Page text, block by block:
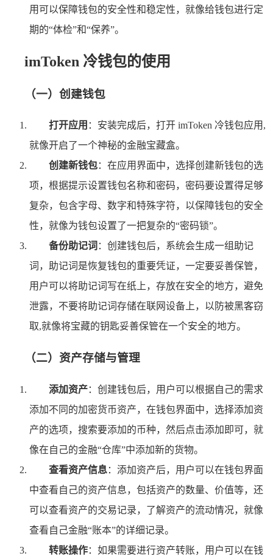
用可以保障钱包的安全性和稳定性，就像给钱包进行定
期的“体检”和“保养”。
imToken 冷钱包的使用
（一）创建钱包
打开应用 ：安装完成后，打开 imToken 冷钱包应用,
就像开启了一个神秘的金融宝藏盒。
创建新钱包：在应用界面中，选择创建新钱包的选
项，根据提示设置钱包名称和密码，密码要设置得足够
复杂，包含字母、数字和特殊字符，以保障钱包的安全
性，就像为钱包设置了一把复杂的“密码锁”。
备份助记词 ：创建钱包后，系统会生成一组助记
词，助记词是恢复钱包的重要凭证，一定要妥善保管，
用户可以将助记词写在纸上，存放在安全的地方，避免
泄露，不要将助记词存储在联网设备上，以防被黑客窃
取,就像将宝藏的钥匙妥善保管在一个安全的地方。
（二）资产存储与管理
添加资产：创建钱包后，用户可以根据自己的需求
添加不同的加密货币资产，在钱包界面中，选择添加资
产的选项，搜索要添加的币种，然后点击添加即可，就
像在自己的金融“仓库”中添加新的货物。
查看资产信息：添加资产后，用户可以在钱包界面
中查看自己的资产信息，包括资产的数量、价值等，还
可以查看资产的交易记录，了解资产的流动情况，就像
查看自己金融“账本”的详细记录。
转账操作：如果需要进行资产转账，用户可以在钱